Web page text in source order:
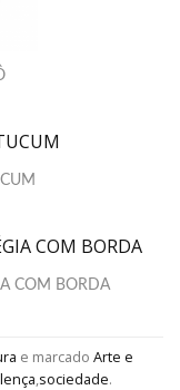
COM BORDA
e marcado Arte e
sociedade.